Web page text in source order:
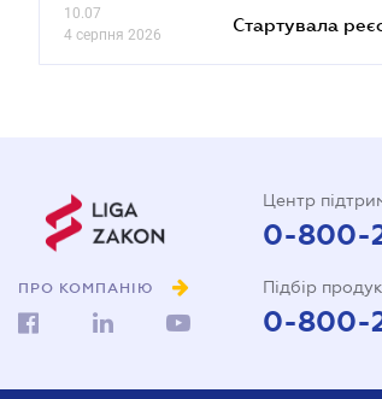
10.07
4 серпня 2026
Стартувала
ПРО КОМПАНІЮ
Центр
0-800-
Підбір
0-800-